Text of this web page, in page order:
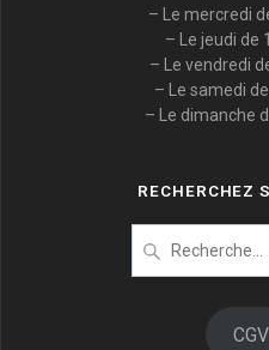
– Le mercredi
– Le jeudi de
– Le vendredi
– Le samedi
– Le dimanche
RECHERCHEZ
pour
CGV